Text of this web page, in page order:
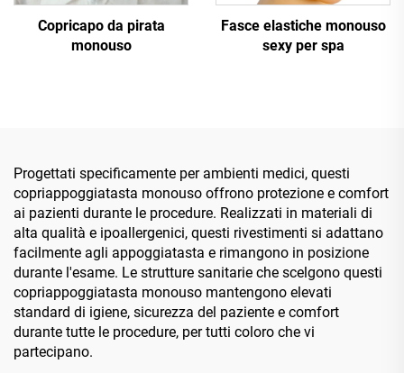
Copricapo da pirata
monouso
Fasce elastiche monouso
sexy per spa
Progettati specificamente per ambienti medici, questi
copriappoggiatasta monouso offrono protezione e comfort
ai pazienti durante le procedure. Realizzati in materiali di
alta qualità e ipoallergenici, questi rivestimenti si adattano
facilmente agli appoggiatasta e rimangono in posizione
durante l'esame. Le strutture sanitarie che scelgono questi
copriappoggiatasta monouso mantengono elevati
standard di igiene, sicurezza del paziente e comfort
durante tutte le procedure, per tutti coloro che vi
partecipano.